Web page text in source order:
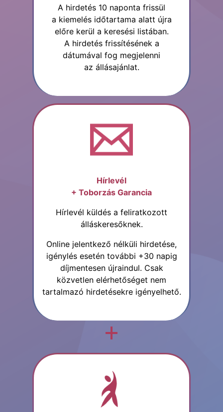
A hirdetés 10 naponta frissül
a kiemelés időtartama alatt újra
előre kerül a keresési listában.
A hirdetés frissítésének a
dátumával fog megjelenni
az állásajánlat.
Hírlevél
+ Toborzás Garancia
Hírlevél küldés a feliratkozott
álláskeresőknek.
Online jelentkező nélküli hirdetése,
igénylés esetén további +30 napig
díjmentesen újraindul. Csak
közvetlen elérhetőséget nem
tartalmazó hirdetésekre igényelhető.